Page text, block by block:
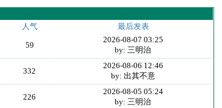
人气 最后发表
59
2026-08-07 03:25
by: 三明治
332
2026-08-06 12:46
by: 出其不意
226
2026-08-05 05:24
by: 三明治